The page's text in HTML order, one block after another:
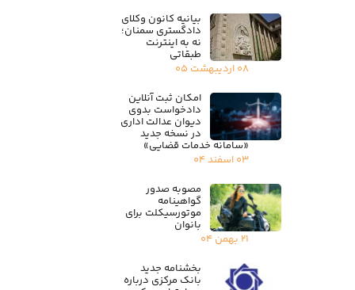
بیانیه کانون وکلای
دادگستری سمنان؛
نه به اینترنت
طبقاتی
۰۸ اردیبهشت ۰۵
امکان ثبت آنلاین
دادخواست بدوی
دیوان عدالت اداری
در نسخه جدید
«سامانه خدمات قضایی»
۰۳ اسفند ۰۴
مصوبه صدور
گواهینامه
موتورسیکلت برای
بانوان
۲۱ بهمن ۰۴
بخشنامه جدید
بانک مرکزی درباره